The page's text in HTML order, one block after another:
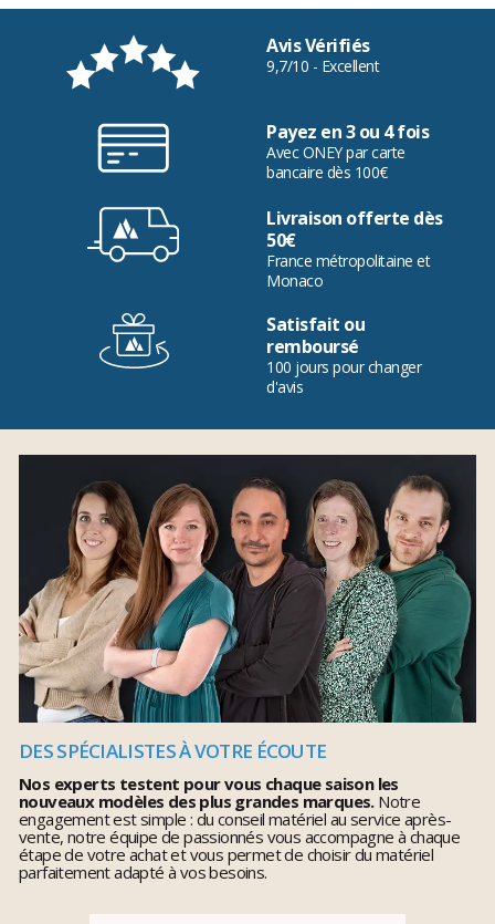
Avis Vérifiés
9,7/10 - Excellent
Payez en 3 ou 4 fois
Avec ONEY par carte
bancaire dès 100€
Livraison offerte dès
50€
France métropolitaine et
Monaco
Satisfait ou
remboursé
100 jours pour changer
d'avis
DES SPÉCIALISTES À VOTRE ÉCOUTE
Nos experts testent pour vous chaque saison les
nouveaux modèles des plus grandes marques.Notre
engagement est simple : du conseil matériel au service après-
vente, notre équipe de passionnés vous accompagne à chaque
étape de votre achat et vous permet de choisir du matériel
parfaitement adapté à vos besoins.